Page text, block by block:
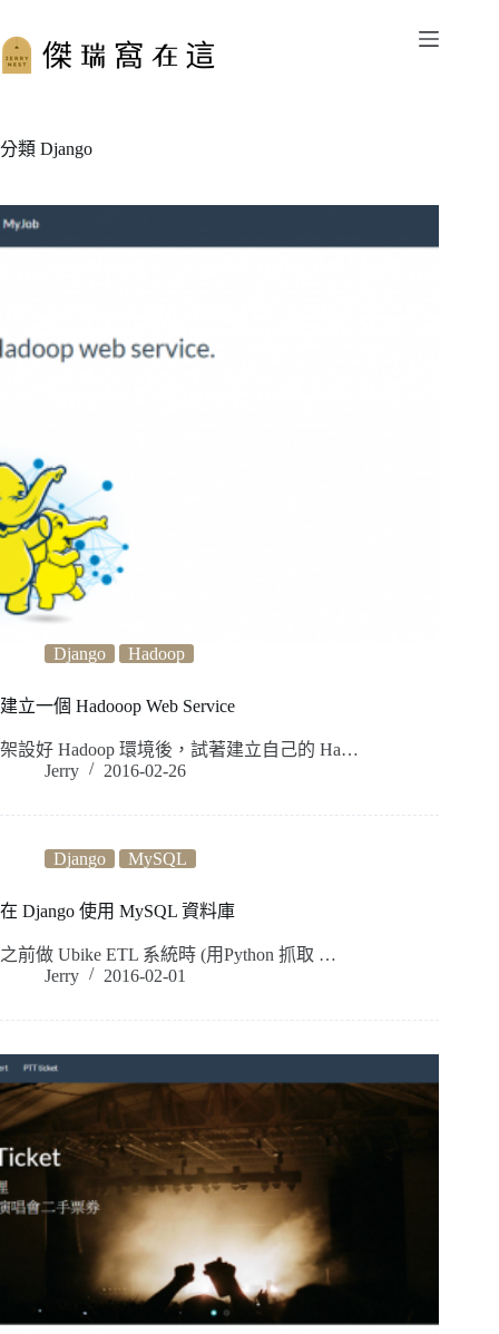
至
主
容
分類 Django
Django Hadoop
建立一個 Hadooop Web Service
架設好 Hadoop 環境後，試著建立自己的 Ha…
Jerry
2016-02-26
Django MySQL
在 Django 使用 MySQL 資料庫
之前做 Ubike ETL 系統時 (用Python 抓取 …
Jerry
2016-02-01